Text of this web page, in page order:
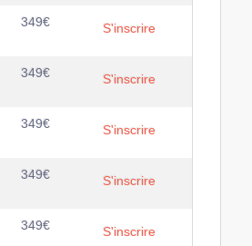
349€ S'inscrire
349€ S'inscrire
349€ S'inscrire
349€ S'inscrire
349€ S'inscrire